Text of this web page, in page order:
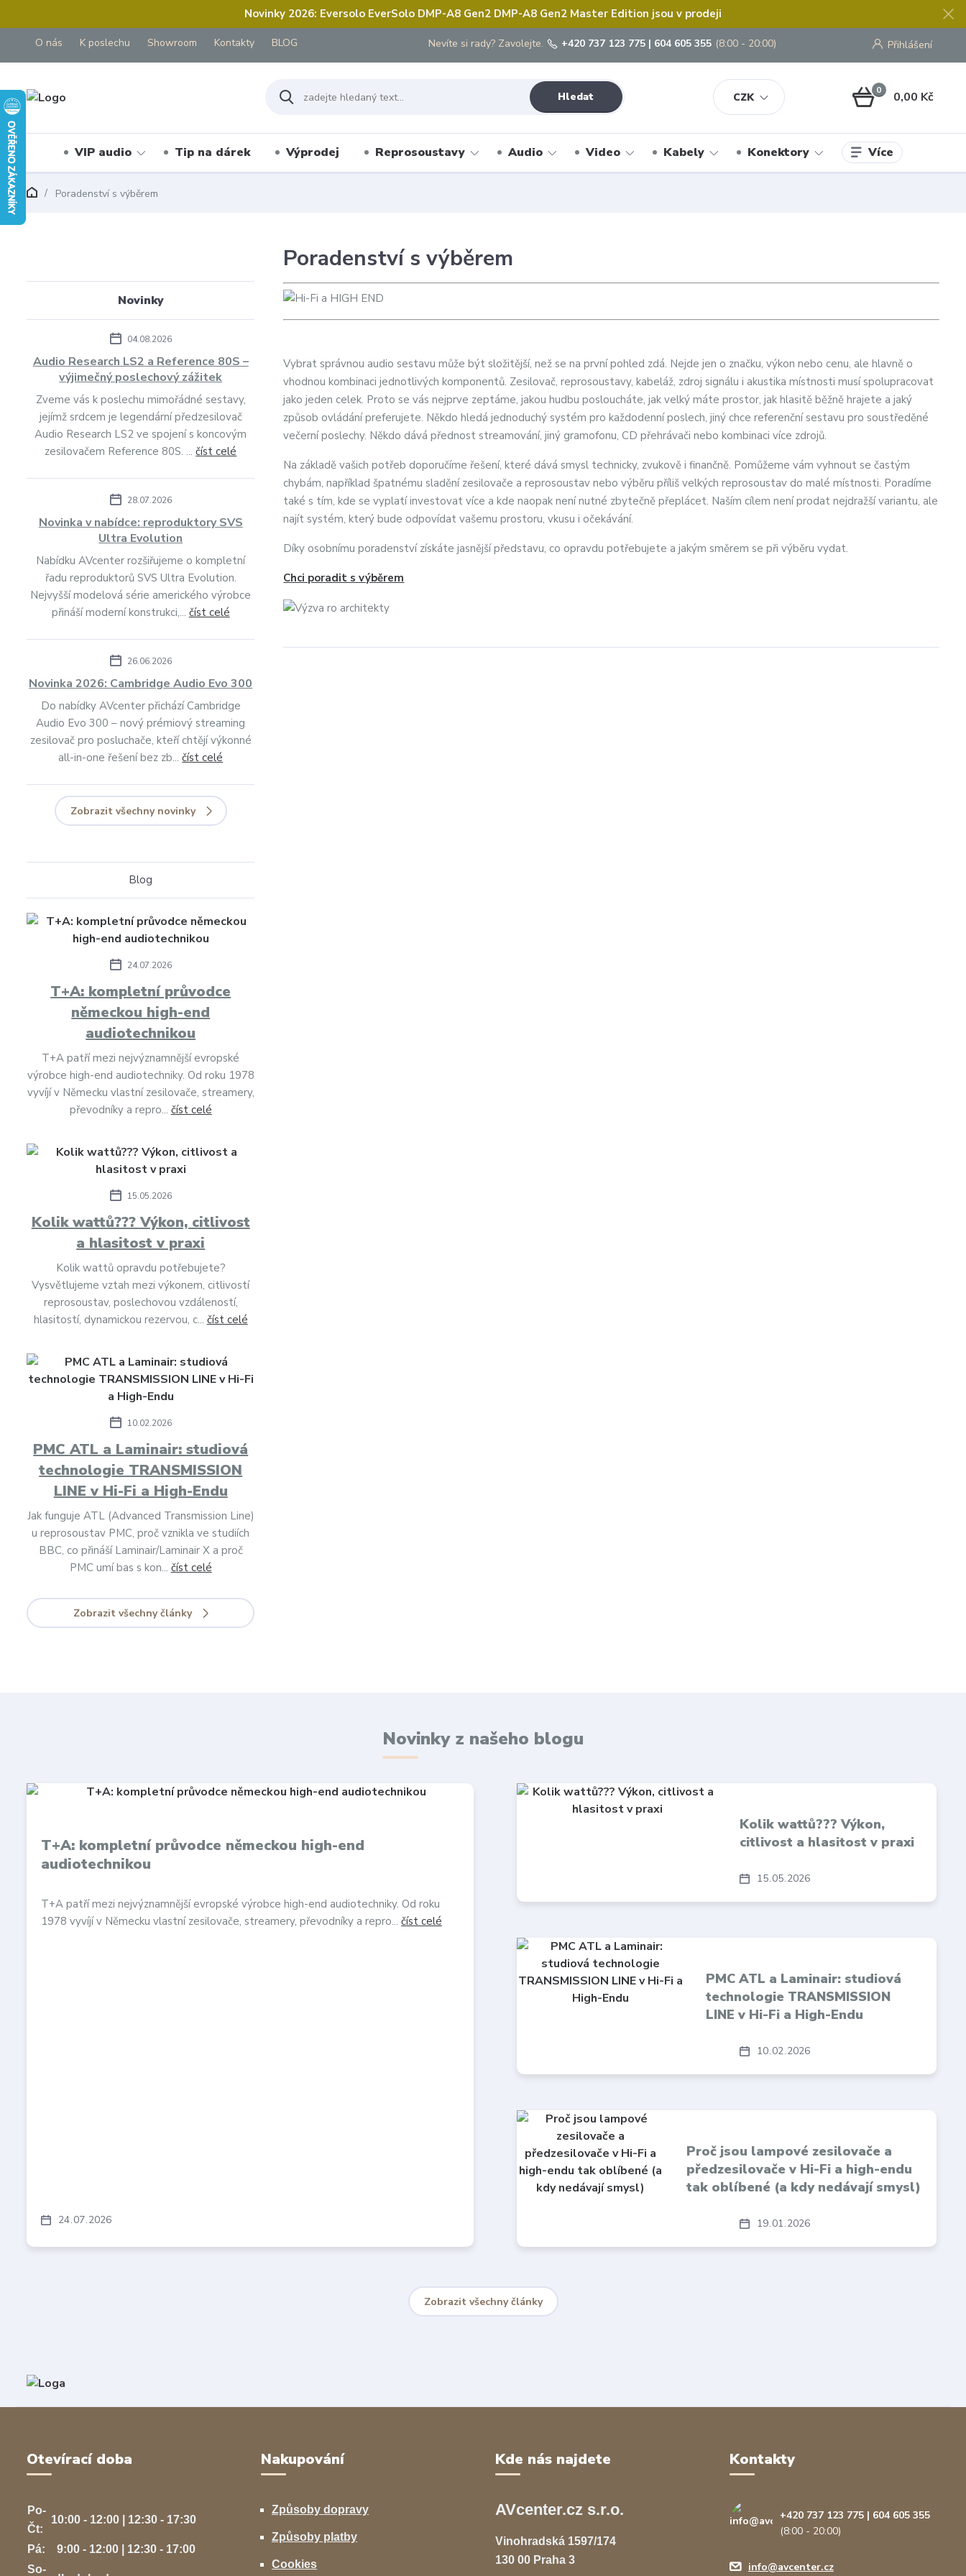
Novinky 2026: Eversolo EverSolo DMP-A8 Gen2 DMP-A8 Gen2 Master Edition jsou v prodeji
O nás K poslechu Showroom Kontakty BLOG
CZK
Přihlášení
Hledat
Nevíte si rady? Zavolejte. +420 737 123 775 | 604 605 355 (8:00 - 20:00)
0 0,00 Kč
VIP audio Tip na dárek Výprodej Reprosoustavy Audio Video Kabely Konektory Více
Poradenství s výběrem
Novinky
04.08.2026
Audio Research LS2 a Reference 80S –
výjimečný poslechový zážitek
Zveme vás k poslechu mimořádné sestavy,
jejímž srdcem je legendární předzesilovač
Audio Research LS2 ve spojení s koncovým
zesilovačem Reference 80S. ...číst celé
28.07.2026
Novinka v nabídce: reproduktory SVS
Ultra Evolution
Nabídku AVcenter rozšiřujeme o kompletní
řadu reproduktorů SVS Ultra Evolution.
Nejvyšší modelová série amerického výrobce
přináší moderní konstrukci,... číst celé
26.06.2026
Novinka 2026: Cambridge Audio Evo 300
Do nabídky AVcenter přichází Cambridge
Audio Evo 300 – nový prémiový streaming
zesilovač pro posluchače, kteří chtějí výkonné
all-in-one řešení bez zb...číst celé
Zobrazit všechny novinky
Blog
24.07.2026
T+A: kompletní průvodce
německou high-end
audiotechnikou
T+A patří mezi nejvýznamnější evropské
výrobce high-end audiotechniky. Od roku 1978
vyvíjí v Německu vlastní zesilovače, streamery,
převodníky a repro... číst celé
15.05.2026
Kolik wattů??? Výkon, citlivost
a hlasitost v praxi
Kolik wattů opravdu potřebujete?
Vysvětlujeme vztah mezi výkonem, citlivostí
reprosoustav, poslechovou vzdáleností,
hlasitostí, dynamickou rezervou, c... číst celé
10.02.2026
PMC ATL a Laminair: studiová
technologie TRANSMISSION
LINE v Hi-Fi a High-Endu
Jak funguje ATL (Advanced Transmission Line)
u reprosoustav PMC, proč vznikla ve studiích
BBC, co přináší Laminair/Laminair X a proč
PMC umí bas s kon... číst celé
Zobrazit všechny články
Poradenství s výběrem
Vybrat správnou audio sestavu může být složitější, než se na první pohled zdá. Nejde jen o značku, výkon nebo cenu, ale hlavně o
vhodnou kombinaci jednotlivých komponentů. Zesilovač, reprosoustavy, kabeláž, zdroj signálu i akustika místnosti musí spolupracovat
jako jeden celek. Proto se vás nejprve zeptáme, jakou hudbu posloucháte, jak velký máte prostor, jak hlasitě běžně hrajete a jaký
způsob ovládání preferujete. Někdo hledá jednoduchý systém pro každodenní poslech, jiný chce referenční sestavu pro soustředěné
večerní poslechy. Někdo dává přednost streamování, jiný gramofonu, CD přehrávači nebo kombinaci více zdrojů.
Na základě vašich potřeb doporučíme řešení, které dává smysl technicky, zvukově i finančně. Pomůžeme vám vyhnout se častým
chybám, například špatnému sladění zesilovače a reprosoustav nebo výběru příliš velkých reprosoustav do malé místnosti. Poradíme
také s tím, kde se vyplatí investovat více a kde naopak není nutné zbytečně přeplácet. Naším cílem není prodat nejdražší variantu, ale
najít systém, který bude odpovídat vašemu prostoru, vkusu i očekávání.
Díky osobnímu poradenství získáte jasnější představu, co opravdu potřebujete a jakým směrem se při výběru vydat.
Chci poradit s výběrem
Novinky z našeho blogu
24 07 2026
T+A: kompletní průvodce německou high-end
audiotechnikou
T+A patří mezi nejvýznamnější evropské výrobce high-end audiotechniky. Od roku
1978 vyvíjí v Německu vlastní zesilovače, streamery, převodníky a repro... číst celé
15 05 2026
Kolik wattů??? Výkon,
citlivost a hlasitost v praxi
10 02 2026
PMC ATL a Laminair: studiová
technologie TRANSMISSION
LINE v Hi-Fi a High-Endu
19 01 2026
Proč jsou lampové zesilovače a
předzesilovače v Hi-Fi a high-endu
tak oblíbené (a kdy nedávají smysl)
Zobrazit všechny články
Otevírací doba
Po-
Čt:
10:00 - 12:00 | 12:30 - 17:30
Pá:
9:00 - 12:00 | 12:30 - 17:00
So-
Nakupování
Způsoby dopravy
Způsoby platby
Cookies
Kde nás najdete
AVcenter.cz s.r.o.
Vinohradská 1597/174
130 00 Praha 3
Kontakty
+420 737 123 775 | 604 605 355
(8:00 - 20:00)
info@avcenter.cz